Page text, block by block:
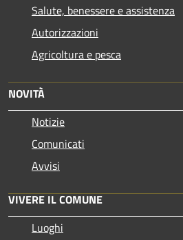
Salute, benessere e assistenza
Autorizzazioni
Agricoltura e pesca
NOVITÀ
Notizie
Comunicati
Avvisi
VIVERE IL COMUNE
Luoghi